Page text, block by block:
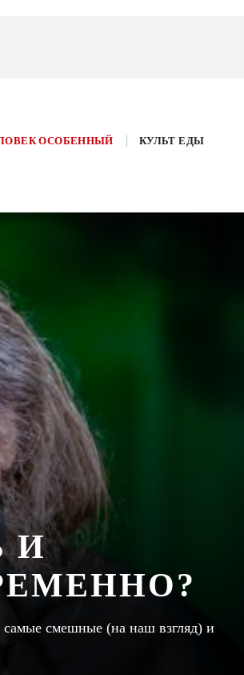
ОСОБЕННЫЙ КУЛЬТ ЕДЫ
И
смешные (на наш взгляд) и